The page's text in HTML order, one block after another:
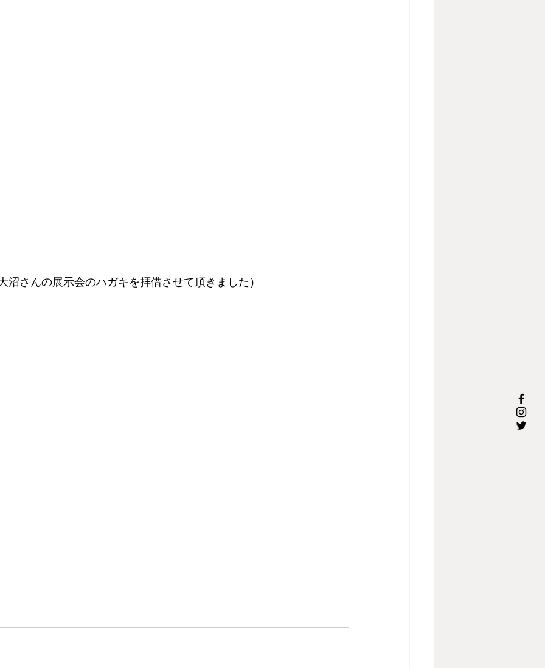
沼さんの展示会のハガキを拝借させて頂きました）